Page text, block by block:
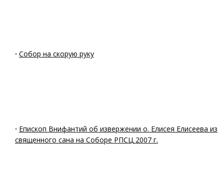
· Собор на скорую руку
· Епископ Внифантий об извержении о. Елисея Елисеева из
священного сана на Соборе РПСЦ 2007 г.